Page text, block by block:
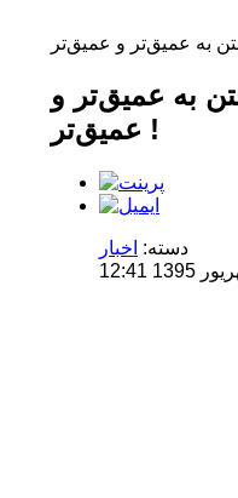
به عمیق‌تر و
عمیق‌تر !
دسته: اخبار